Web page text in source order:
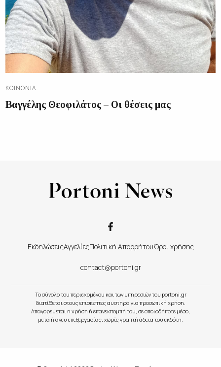
ΚΟΙΝΩΝΊΑ
Βαγγέλης Θεοφιλάτος – Οι θέσεις μας
ΕκδηλώσειςΑγγελίεςΠολιτική ΑπορρήτουΌροι χρήσης
contact@portoni.gr
Το σύνολο του περιεχομένου και των υπηρεσιών του portoni.gr
διατίθεται στους επισκέπτες αυστηρά για προσωπική χρήση.
Απαγορεύεται η χρήση ή επανεκπομπή του, σε οποιοδήποτε μέσο,
μετά ή άνευ επεξεργασίας, χωρίς γραπτή άδεια του εκδότη.